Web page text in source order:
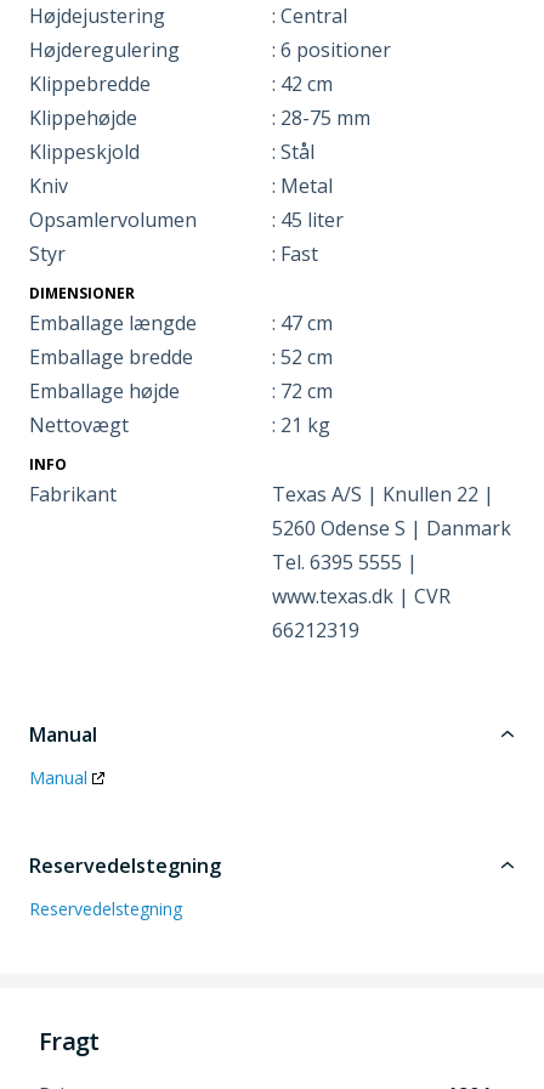
Højdejustering
: Central
Højderegulering
: 6 positioner
Klippebredde
: 42 cm
Klippehøjde
: 28-75 mm
Klippeskjold
: Stål
Kniv
: Metal
Opsamlervolumen
: 45 liter
Styr
: Fast
DIMENSIONER
Emballage længde
: 47 cm
Emballage bredde
: 52 cm
Emballage højde
: 72 cm
Nettovægt
: 21 kg
INFO
Fabrikant
Texas A/S | Knullen 22 |
5260 Odense S | Danmark
Tel. 6395 5555 |
www.texas.dk | CVR
66212319
Manual
Manual
Reservedelstegning
Reservedelstegning
Fragt